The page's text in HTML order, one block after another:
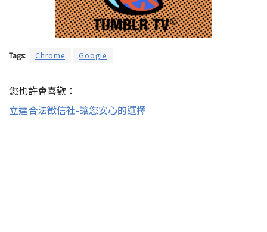
Tags: Chrome Google
您也許會喜歡：
立達合法徵信社-讓您安心的選擇